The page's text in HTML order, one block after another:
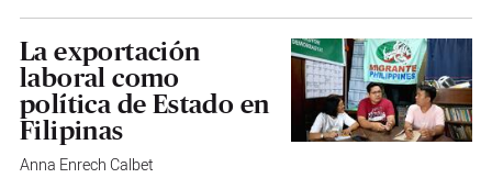
La exportación
laboral como
política de Estado en
Filipinas
Anna Enrech Calbet